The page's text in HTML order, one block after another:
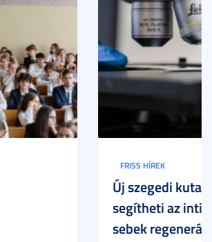
FRISS HÍREK
Új szegedi
segítheti az
sebek